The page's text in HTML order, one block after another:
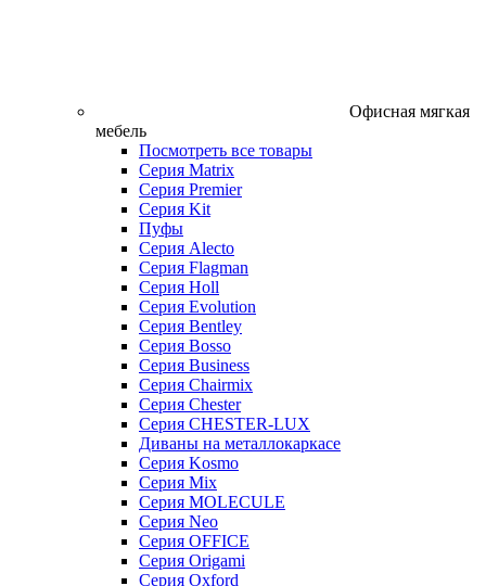
Офисная мягкая
мебель
Посмотреть все товары
Серия Matrix
Серия Premier
Серия Kit
Пуфы
Серия Alecto
Серия Flagman
Серия Holl
Серия Evolution
Серия Bentley
Серия Bosso
Серия Business
Серия Chairmix
Серия Chester
Серия CHESTER-LUX
Диваны на металлокаркасе
Серия Kosmo
Серия Mix
Серия MOLECULE
Серия Neo
Серия OFFICE
Серия Origami
Серия Oxford